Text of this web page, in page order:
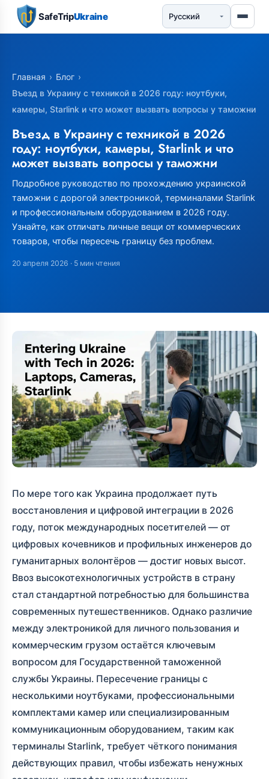
SafeTripUkraine
Главная › Блог ›
Въезд в Украину с техникой в 2026 году: ноутбуки,
камеры, Starlink и что может вызвать вопросы у таможни
Въезд в Украину с техникой в 2026
году: ноутбуки, камеры, Starlink и что
может вызвать вопросы у таможни
Подробное руководство по прохождению украинской
таможни с дорогой электроникой, терминалами Starlink
и профессиональным оборудованием в 2026 году.
Узнайте, как отличать личные вещи от коммерческих
товаров, чтобы пересечь границу без проблем.
20 апреля 2026 · 5 мин чтения
По мере того как Украина продолжает путь
восстановления и цифровой интеграции в 2026
году, поток международных посетителей — от
цифровых кочевников и профильных инженеров до
гуманитарных волонтёров — достиг новых высот.
Ввоз высокотехнологичных устройств в страну
стал стандартной потребностью для большинства
современных путешественников. Однако различие
между электроникой для личного пользования и
коммерческим грузом остаётся ключевым
вопросом для Государственной таможенной
службы Украины. Пересечение границы с
несколькими ноутбуками, профессиональными
комплектами камер или специализированным
коммуникационным оборудованием, таким как
терминалы Starlink, требует чёткого понимания
действующих правил, чтобы избежать ненужных